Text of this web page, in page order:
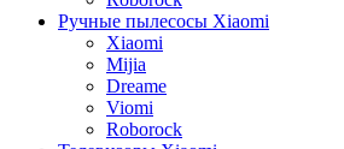
Ручные пылесосы Xiaomi
Xiaomi
Mijia
Dreame
Viomi
Roborock